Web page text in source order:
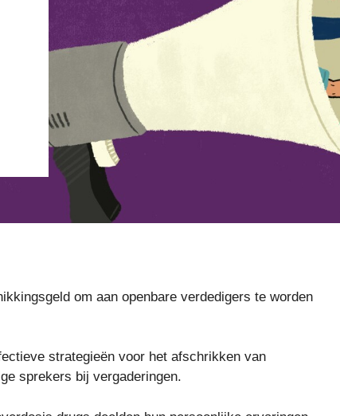
om aan openbare verdedigers te worden
strategieën voor het afschrikken van
sprekers bij vergaderingen.